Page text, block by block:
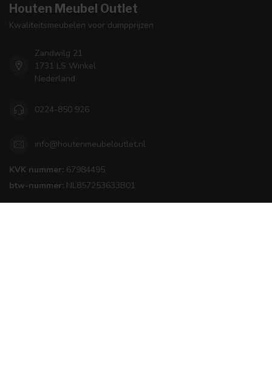
Houten Meubel Outlet
Kwaliteitsmeubelen voor dumpprijzen
Zandwilg 21
1731 LS Winkel
Nederland
0224-850 926
info@houtenmeubeloutlet.nl
KVK nummer: 67984495
btw-nummer: NL857253633B01